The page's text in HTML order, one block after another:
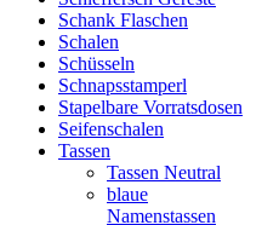
Schank Flaschen
Schalen
Schüsseln
Schnapsstamperl
Stapelbare Vorratsdosen
Seifenschalen
Tassen
Tassen Neutral
blaue
Namenstassen